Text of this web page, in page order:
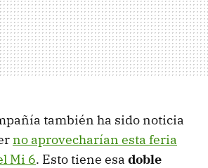
también ha sido noticia
no aprovecharían esta feria
Mi 6. Esto tiene esa doble